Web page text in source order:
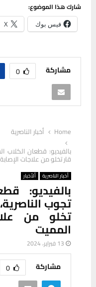
شارك هذا الموضوع:
فيس بوك X
مشاركة 0
Home
أخبار الناصرية
بالفيديو: قطعان الكلاب
قار تخلو من علاجات
أخبار الناصرية ألأخبار
بالفيديو:
تجوب
تخلو من
المميت
13 فبراير، 2024
مشاركة 0